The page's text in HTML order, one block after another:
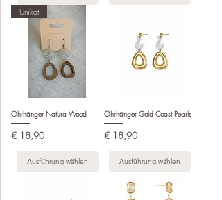
Unikat
Ohrhänger Natura Wood
Preis
€ 18,90
Ausführung wählen
Ohrhänger Gold Coast Pearls
Preis
€ 18,90
Ausführung wählen